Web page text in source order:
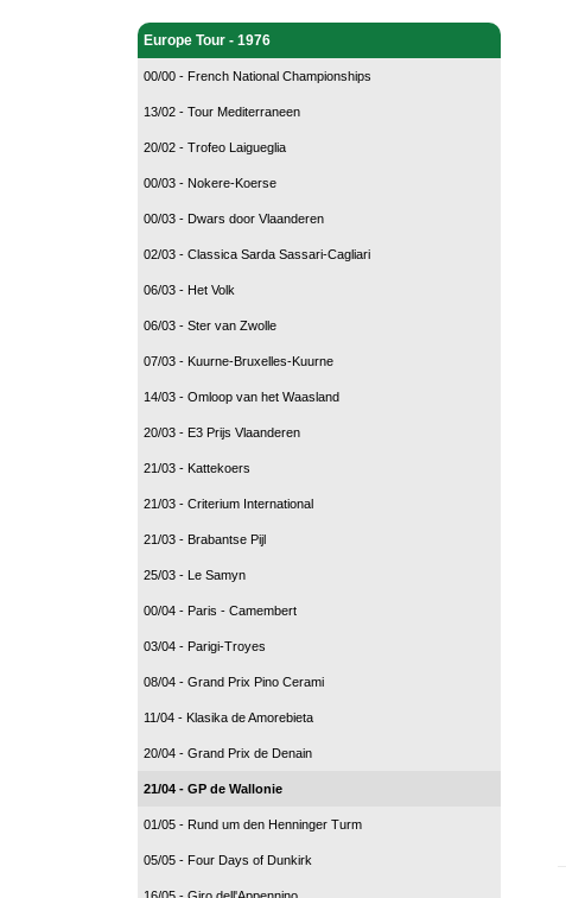
Europe Tour - 1976
00/00 - French National Championships
13/02 - Tour Mediterraneen
20/02 - Trofeo Laigueglia
00/03 - Nokere-Koerse
00/03 - Dwars door Vlaanderen
02/03 - Classica Sarda Sassari-Cagliari
06/03 - Het Volk
06/03 - Ster van Zwolle
07/03 - Kuurne-Bruxelles-Kuurne
14/03 - Omloop van het Waasland
20/03 - E3 Prijs Vlaanderen
21/03 - Kattekoers
21/03 - Criterium International
21/03 - Brabantse Pijl
25/03 - Le Samyn
00/04 - Paris - Camembert
03/04 - Parigi-Troyes
08/04 - Grand Prix Pino Cerami
11/04 - Klasika de Amorebieta
20/04 - Grand Prix de Denain
21/04 - GP de Wallonie
01/05 - Rund um den Henninger Turm
05/05 - Four Days of Dunkirk